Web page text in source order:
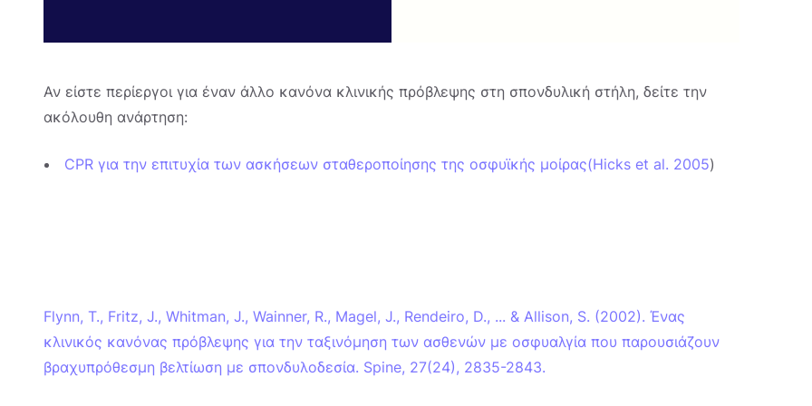
Αν είστε περίεργοι για έναν άλλο κανόνα κλινικής πρόβλεψης στη σπονδυλική στήλη, δείτε την
ακόλουθη ανάρτηση:
CPR για την επιτυχία των ασκήσεων σταθεροποίησης της οσφυϊκής μοίρας(Hicks et al. 2005)
Flynn, T., Fritz, J., Whitman, J., Wainner, R., Magel, J., Rendeiro, D., ... & Allison, S. (2002). Ένας
κλινικός κανόνας πρόβλεψης για την ταξινόμηση των ασθενών με οσφυαλγία που παρουσιάζουν
βραχυπρόθεσμη βελτίωση με σπονδυλοδεσία. Spine, 27(24), 2835-2843.